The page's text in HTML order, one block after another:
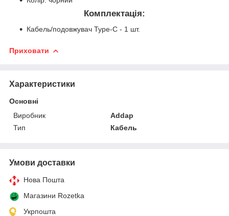
Комплектація:
Кабель/подовжувач Type-C - 1 шт.
Приховати
Характеристики
Основні
Виробник
Addap
Тип
Кабель
Умови доставки
Нова Пошта
Магазини Rozetka
Укрпошта